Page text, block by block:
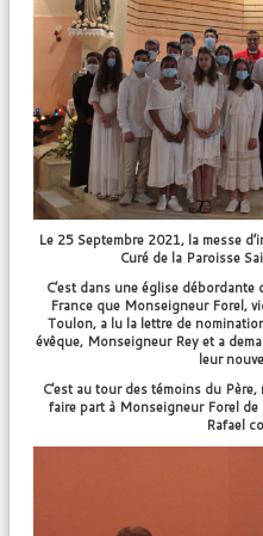
Le 25 Septembre 2021, la messe
Curé de la Paroisse
C’est dans une église
France que Monseigneur Forel,
Toulon, a lu la lettre de
évêque, Monseigneur Rey et a
leur
C’est au tour des témoins du
faire part à Monseigneur Forel
Rafael